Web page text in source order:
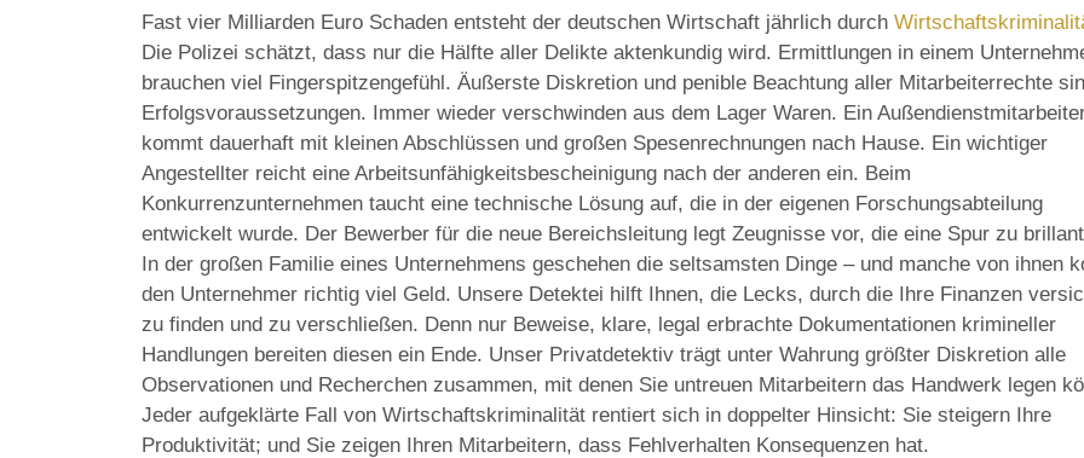
Fast vier Milliarden Euro Schaden entsteht der deutschen Wirtschaft jährlich durch
Die Polizei schätzt, dass nur die Hälfte aller Delikte aktenkundig wird. Ermittlungen in einem
brauchen viel Fingerspitzengefühl. Äußerste Diskretion und penible Beachtung aller Mitarbeiterrechte
Erfolgsvoraussetzungen. Immer wieder verschwinden aus dem Lager Waren. Ein
kommt dauerhaft mit kleinen Abschlüssen und großen Spesenrechnungen nach Hause. Ein wichtiger
Angestellter reicht eine Arbeitsunfähigkeitsbescheinigung nach der anderen ein. Beim
Konkurrenzunternehmen taucht eine technische Lösung auf, die in der eigenen Forschungsabteilung
entwickelt wurde. Der Bewerber für die neue Bereichsleitung legt Zeugnisse vor, die eine Spur zu
In der großen Familie eines Unternehmens geschehen die seltsamsten Dinge – und manche von ihnen
den Unternehmer richtig viel Geld. Unsere Detektei hilft Ihnen, die Lecks, durch die Ihre Finanzen
zu finden und zu verschließen. Denn nur Beweise, klare, legal erbrachte Dokumentationen krimineller
Handlungen bereiten diesen ein Ende. Unser Privatdetektiv trägt unter Wahrung größter Diskretion alle
Observationen und Recherchen zusammen, mit denen Sie untreuen Mitarbeitern das Handwerk legen
Jeder aufgeklärte Fall von Wirtschaftskriminalität rentiert sich in doppelter Hinsicht: Sie steigern Ihre
Produktivität; und Sie zeigen Ihren Mitarbeitern, dass Fehlverhalten Konsequenzen hat.